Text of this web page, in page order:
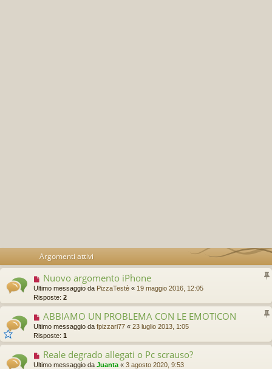
Argomenti attivi
Nuovo argomento iPhone
Ultimo messaggio da PizzaTestè « 19 maggio 2016, 12:05
Risposte: 2
ABBIAMO UN PROBLEMA CON LE EMOTICON
Ultimo messaggio da fpizzari77 « 23 luglio 2013, 1:05
Risposte: 1
Reale degrado allegati o Pc scrauso?
Ultimo messaggio da Juanta « 3 agosto 2020, 9:53